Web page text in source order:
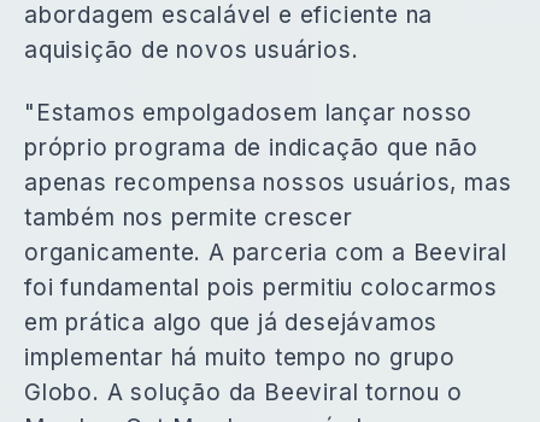
abordagem escalável e eficiente na
aquisição de novos usuários.
"Estamos empolgadosem lançar nosso
próprio programa de indicação que não
apenas recompensa nossos usuários, mas
também nos permite crescer
organicamente. A parceria com a Beeviral
foi fundamental pois permitiu colocarmos
em prática algo que já desejávamos
implementar há muito tempo no grupo
Globo. A solução da Beeviral tornou o